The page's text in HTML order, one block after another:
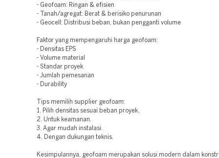
- Geofoam: Ringan & efisien
- Tanah/agregat: Berat & berisiko penurunan
- Geocell: Distribusi beban, bukan pengganti volume
Faktor yang mempengaruhi harga geofoam:
- Densitas EPS
- Volume material
- Standar proyek
- Jumlah pemesanan
- Durability
Tips memilih supplier geofoam:
1. Pilih densitas sesuai beban proyek.
2. Untuk keamanan.
3. Agar mudah instalasi.
4. Dengan dukungan teknis.
Kesimpulannya, geofoam merupakan solusi modern dalam